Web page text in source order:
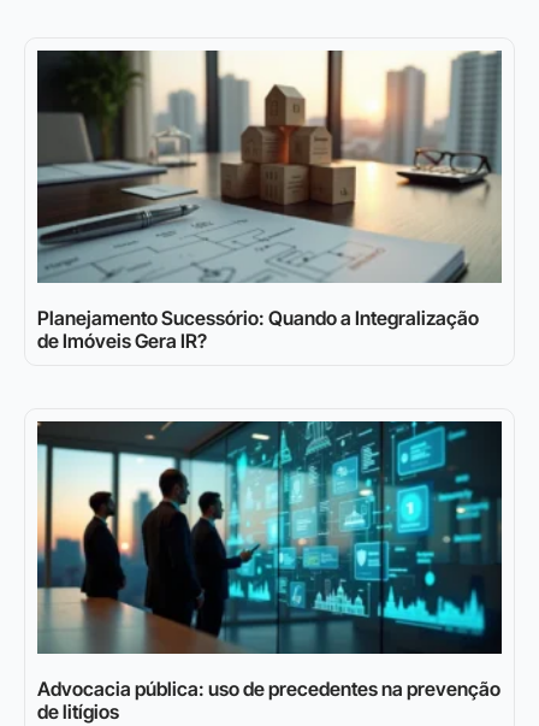
Planejamento Sucessório: Quando a Integralização
de Imóveis Gera IR?
Advocacia pública: uso de precedentes na prevenção
de litígios